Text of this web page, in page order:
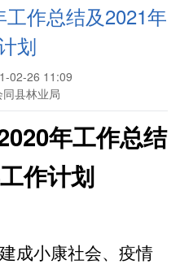
作总结及2021年
划
02-26 11:09
县林业局
年工作总结
作计划
成小康社会、疫情